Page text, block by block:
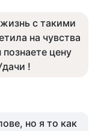
с такими
на чувства
цену
!
но я то как